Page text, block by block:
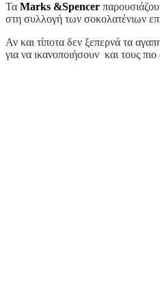
Τα Marks &Spencer
στη συλλογή των σοκολατένιων
Αν και τίποτα δεν ξεπερνά τα
για να ικανοποιήσουν και τους